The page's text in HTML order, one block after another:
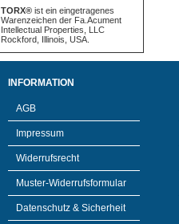
TORX® ist ein eingetragenes
Warenzeichen der Fa.Acument
Intellectual Properties, LLC
Rockford, Illinois, USA.
INFORMATION
AGB
Impressum
Widerrufsrecht
Muster-Widerrufsformular
Datenschutz & Sicherheit